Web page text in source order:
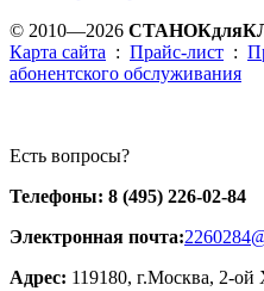
© 2010—2026
Карта сайта : Прайс-лист :
абонентского обслуживания
Есть вопросы?
Телефоны: 8 (495) 226-02-84
Электронная почта:
Адрес: 119180, г.Москва, 2-ой